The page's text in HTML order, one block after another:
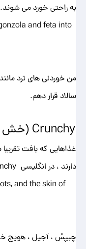
به راحتی خورد می شوند.
and feta into
من خوردنی های ترد
سالاد قرار دهم.
Crunchy (خش خش کننده -برشته )
غذاهایی که بافت
دارند ، در انگلیسی crunchy یا برشته می گویند.
and the skin of
چیپسُ ، آجیل ، هویج